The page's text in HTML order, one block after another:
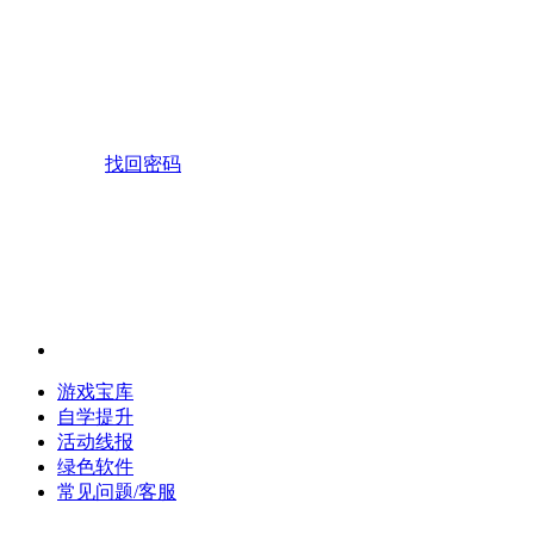
找回密码
游戏宝库
自学提升
活动线报
绿色软件
常见问题/客服